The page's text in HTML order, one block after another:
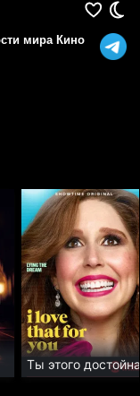
мира Кино
Ты этого достойна